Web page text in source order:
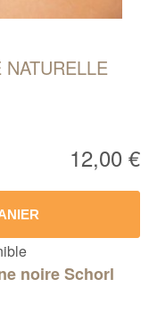
12,00 €
noire Schorl